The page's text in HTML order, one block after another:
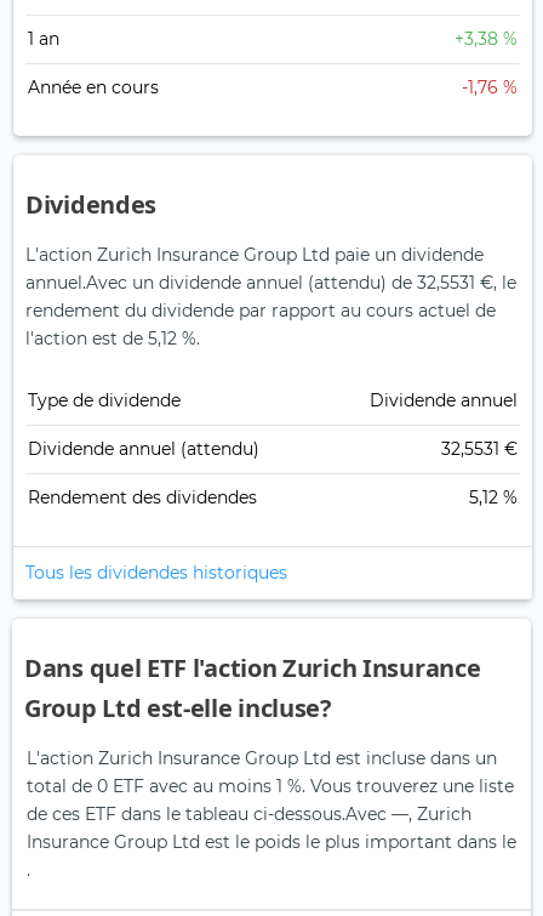
1 an +3,38 %
Année en cours -1,76 %
Dividendes
L'action Zurich Insurance Group Ltd paie un dividende
annuel.Avec un dividende annuel (attendu) de 32,5531 €, le
rendement du dividende par rapport au cours actuel de
l'action est de 5,12 %.
Type de dividende Dividende annuel
Dividende annuel (attendu) 32,5531 €
Rendement des dividendes 5,12 %
Tous les dividendes historiques
Dans quel ETF l'action Zurich Insurance
Group Ltd est-elle incluse?
L'action Zurich Insurance Group Ltd est incluse dans un
total de 0 ETF avec au moins 1 %. Vous trouverez une liste
de ces ETF dans le tableau ci-dessous.Avec —, Zurich
Insurance Group Ltd est le poids le plus important dans le
.